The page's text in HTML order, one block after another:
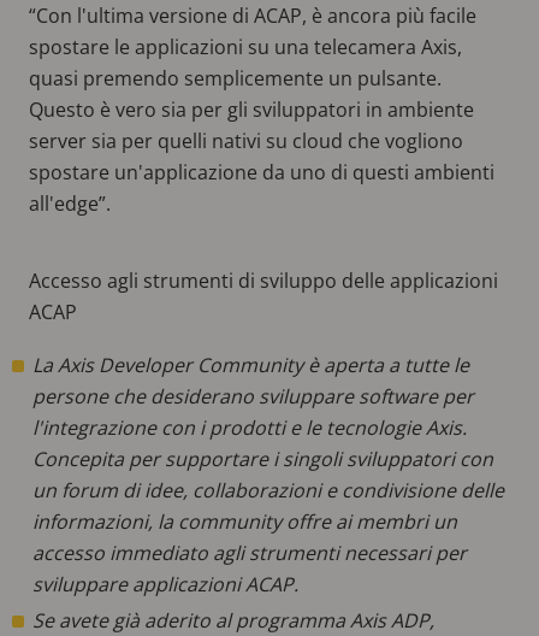
“Con l'ultima versione di ACAP, è ancora più facile
spostare le applicazioni su una telecamera Axis,
quasi premendo semplicemente un pulsante.
Questo è vero sia per gli sviluppatori in ambiente
server sia per quelli nativi su cloud che vogliono
spostare un'applicazione da uno di questi ambienti
all'edge”.
Accesso agli strumenti di sviluppo delle applicazioni
ACAP
La Axis Developer Community è aperta a tutte le
persone che desiderano sviluppare software per
l'integrazione con i prodotti e le tecnologie Axis.
Concepita per supportare i singoli sviluppatori con
un forum di idee, collaborazioni e condivisione delle
informazioni, la community offre ai membri un
accesso immediato agli strumenti necessari per
sviluppare applicazioni ACAP.
Se avete già aderito al programma Axis ADP,